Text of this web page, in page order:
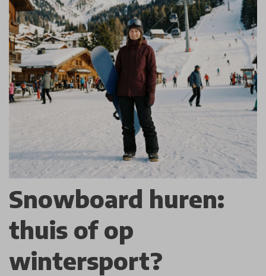
Snowboard huren:
thuis of op
wintersport?